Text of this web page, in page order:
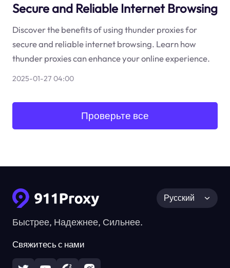
Secure and Reliable Internet Browsing
Discover the benefits of using thunder proxies for
secure and reliable internet browsing. Learn how
thunder proxies can enhance your online experience.
2025-01-27 04:00
Проверьте все
Быстрее, Надежнее, Сильнее.
Свяжитесь с нами
Русский